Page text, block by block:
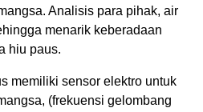
Analisis para pihak, air
menarik keberadaan
hiu paus.
memiliki sensor elektro untuk
(frekuensi gelombang